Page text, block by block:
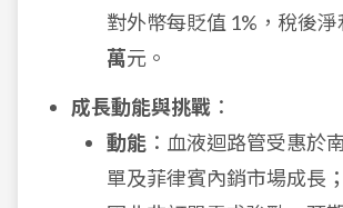
對外幣每貶值 1%，稅後淨
萬元。
成長動能與挑戰 ：
動能 ：血液迴路管受惠於
單及菲律賓內銷市場成長